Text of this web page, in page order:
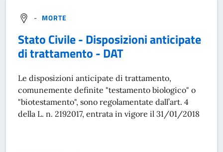
- MORTE
Stato Civile - Disposizioni anticipate
di trattamento - DAT
Le disposizioni anticipate di trattamento,
comunemente definite "testamento biologico" o
"biotestamento", sono regolamentate dall’art. 4
della L. n. 2192017, entrata in vigore il 31/01/2018